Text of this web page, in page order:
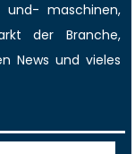
und- maschinen,
der Branche,
News und vieles